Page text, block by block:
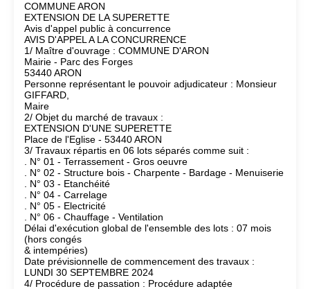
COMMUNE ARON
EXTENSION DE LA SUPERETTE
Avis d'appel public à concurrence
AVIS D'APPEL A LA CONCURRENCE
1/ Maître d'ouvrage : COMMUNE D'ARON
Mairie - Parc des Forges
53440 ARON
Personne représentant le pouvoir adjudicateur : Monsieur
GIFFARD,
Maire
2/ Objet du marché de travaux :
EXTENSION D'UNE SUPERETTE
Place de l'Eglise - 53440 ARON
3/ Travaux répartis en 06 lots séparés comme suit :
. N° 01 - Terrassement - Gros oeuvre
. N° 02 - Structure bois - Charpente - Bardage - Menuiserie
. N° 03 - Etanchéité
. N° 04 - Carrelage
. N° 05 - Electricité
. N° 06 - Chauffage - Ventilation
Délai d'exécution global de l'ensemble des lots : 07 mois
(hors congés
& intempéries)
Date prévisionnelle de commencement des travaux :
LUNDI 30 SEPTEMBRE 2024
4/ Procédure de passation : Procédure adaptée